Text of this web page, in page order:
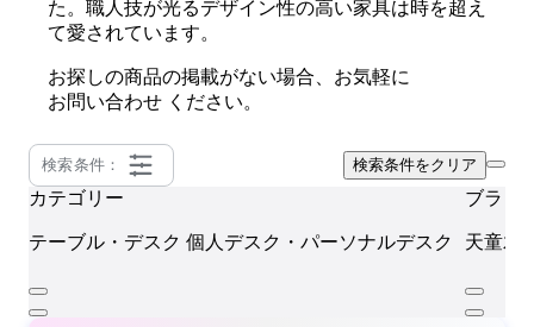
た。職人技が光るデザイン性の高い家具は時を超え
て愛されています。
お探しの商品の掲載がない場合、お気軽に
お問い合わせ ください。
検索条件： 検索条件をクリア
カテゴリー
テーブル・デスク 個人デスク・パーソナルデスク
ブラン
天童木